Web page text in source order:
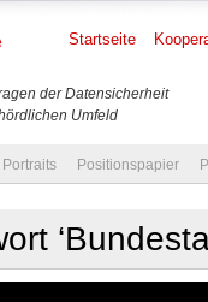
der Datensicherheit
Umfeld
Startseite
Portraits Positionspapier